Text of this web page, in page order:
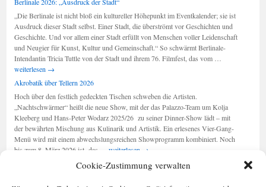
Cookie-Zustimmung verwalten
sind
am
Leben“
Berlinale 2026: „Ausdruck der Stadt“
„Die Berlinale ist nicht bloß ein kultureller Höhepunkt im Eventkalender; sie ist
Ausdruck dieser Stadt selbst. Einer Stadt, die überströmt vor Geschichten und
Geschichte. Und vor allem einer Stadt erfüllt von Menschen voller Leidenschaft
und Neugier für Kunst, Kultur und Gemeinschaft.“ So schwärmt Berlinale-
Intendantin Tricia Tuttle von der Stadt und ihrem 76. Filmfest, das vom …
weiterlesen →
Akrobatik über Tellern 2026
Hoch über den festlich gedeckten Tischen schweben die Artisten.
„Nachtschwärmer“ heißt die neue Show, mit der das Palazzo-Team um Kolja
Kleeberg und Hans-Peter Wodarz 2025/26 zu seiner Dinner-Show lädt – mit
der bewährten Mischung aus Kulinarik und Artistik. Ein erlesenes Vier-Gang-
Menü wird mit einem abwechslungsreichen Showprogramm kombiniert. Noch
bis zum 8. März 2026 ist das … Akrobatik
Tellern
weiterlesen →